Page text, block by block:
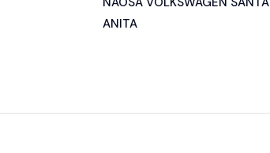
ANITA